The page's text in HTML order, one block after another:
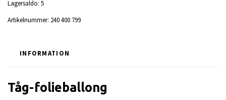
Lagersaldo: 5
Artikelnummer: 240 400 799
INFORMATION
Tåg-folieballong